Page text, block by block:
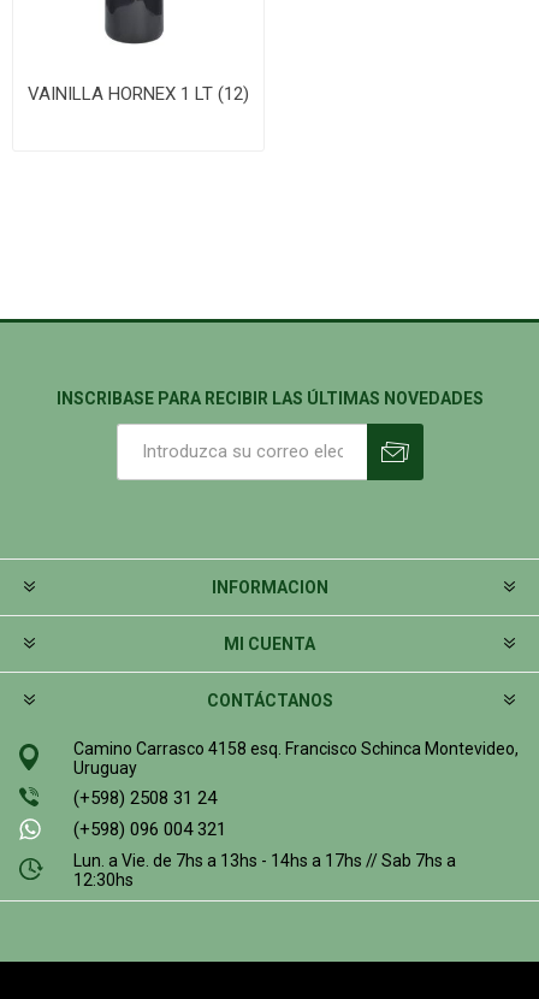
VAINILLA HORNEX 1 LT (12)
INSCRIBASE PARA RECIBIR LAS ÚLTIMAS NOVEDADES
INFORMACION
MI CUENTA
CONTÁCTANOS
Camino Carrasco 4158 esq. Francisco Schinca Montevideo,
Uruguay
(+598) 2508 31 24
(+598) 096 004 321
Lun. a Vie. de 7hs a 13hs - 14hs a 17hs // Sab 7hs a
12:30hs